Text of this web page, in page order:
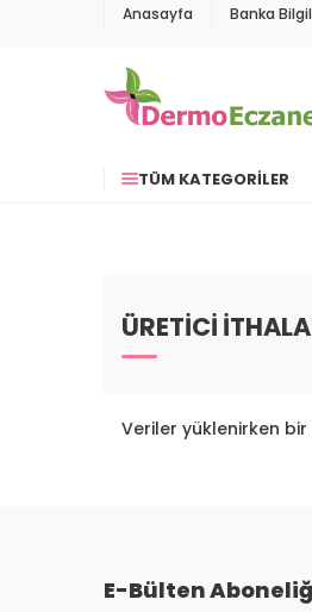
Anasayfa Banka
TÜM KATEGORILER
ÜRETİCİ
Veriler yüklenirken
E-Bülten